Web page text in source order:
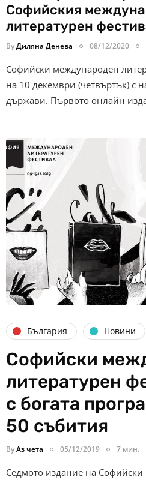
Софийския
литературен
ByДиляна Денева 08/12/2020
Софийски международен
на 10 декември (четвъртък) с
държави. Първото онлайн
България Новини
Софийски
литературен
с богата
50 събития
ByАз чета 05/12/2019 7 мин.
Седмото издание на